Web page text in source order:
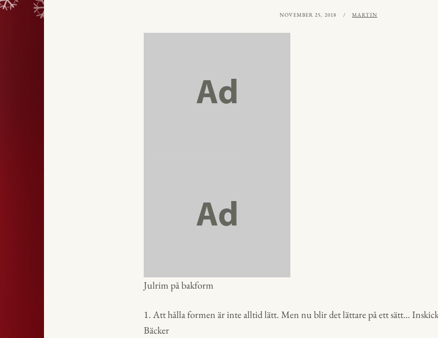
PUBLICERAT
NOVEMBER 25, 2018 AV
MARTIN
Julrim på bakform
1. Att hålla formen är inte alltid lätt. Men nu blir det lättare på ett sätt…
Bäcker